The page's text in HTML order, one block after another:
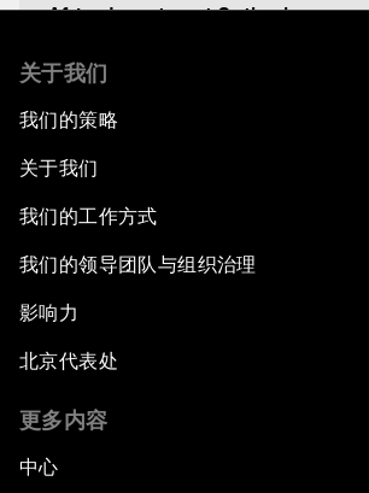
Africa Investment Outlook
Partnering for Prosperity
Private Sector, Public Works
Young and Restless
From 2015 to 2063: Accelerating
Transformation
An Insight, An Idea with Tony
关于我们
我们的策略
关于我们
我们的工作方式
我们的领导团队与组织治理
影响力
北京代表处
更多内容
中心